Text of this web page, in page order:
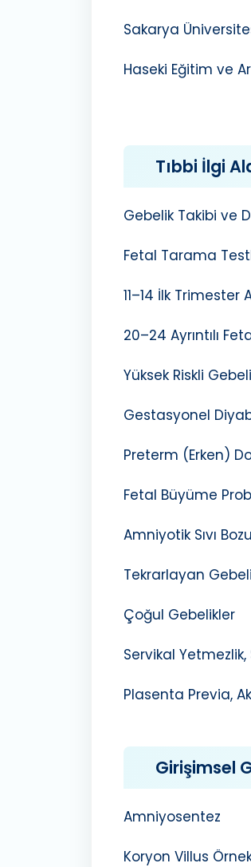
Sakarya
Haseki Eğitim ve
Tıbbi İlgi
Gebelik Takibi ve
Fetal Tarama
11–14 İlk Trimester
20–24 Ayrıntılı
Yüksek Riskli
Gestasyonel
Preterm (Erken)
Fetal Büyüme
Amniyotik Sıvı
Tekrarlayan
Çoğul Gebelikler
Servikal Yetmezlik,
Plasenta Previa,
Girişimsel
Amniyosentez
Koryon Villus